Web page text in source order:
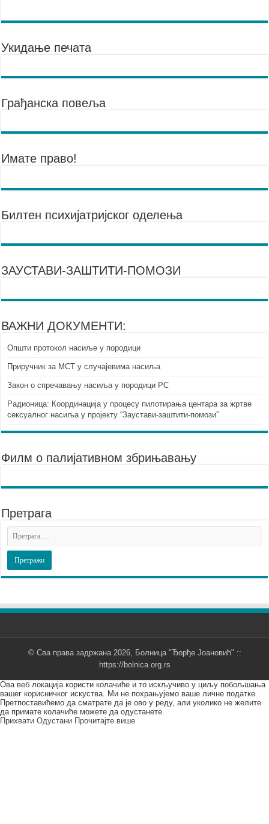
Укидање печата
Грађанска повеља
Имате право!
Билтен психијатријског оделења
ЗАУСТАВИ-ЗАШТИТИ-ПОМОЗИ
ВАЖНИ ДОКУМЕНТИ:
Општи протокол насиље у породици
Приручник за МСТ у случајевима насиља
Закон о спречавању насиља у породици РС
Радионица: Координација у процесу пилотирања центара за жртве
сексуалног насиља у пројекту “Заустави-заштити-помози”
Филм о палијативном збрињавању
Претрага
© Сва права задржана 2026, Болница "Ђорђе Јоановић" ::
https://bolnica.org.rs
Ова веб локација користи колачиће и то искључиво у циљу побољшања
вашег корисничког искуства. Ми не похрањујемо ваше личне податке.
Претпоставићемо да сматрате да је ово у реду, али уколико не желите
да примате колачиће можете да одустанете.
Прихвати Одустани Прочитајте више